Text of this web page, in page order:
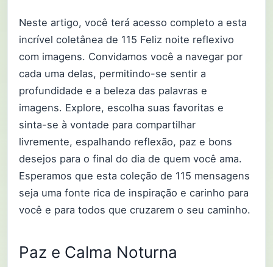
Neste artigo, você terá acesso completo a esta
incrível coletânea de 115 Feliz noite reflexivo
com imagens. Convidamos você a navegar por
cada uma delas, permitindo-se sentir a
profundidade e a beleza das palavras e
imagens. Explore, escolha suas favoritas e
sinta-se à vontade para compartilhar
livremente, espalhando reflexão, paz e bons
desejos para o final do dia de quem você ama.
Esperamos que esta coleção de 115 mensagens
seja uma fonte rica de inspiração e carinho para
você e para todos que cruzarem o seu caminho.
Paz e Calma Noturna